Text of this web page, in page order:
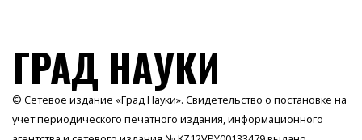
ГРАД НАУКИ
© Сетевое издание «Град Науки». Свидетельство о постановке на
учет периодического печатного издания, информационного